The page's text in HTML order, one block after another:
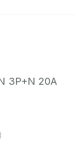
3P+N 20A